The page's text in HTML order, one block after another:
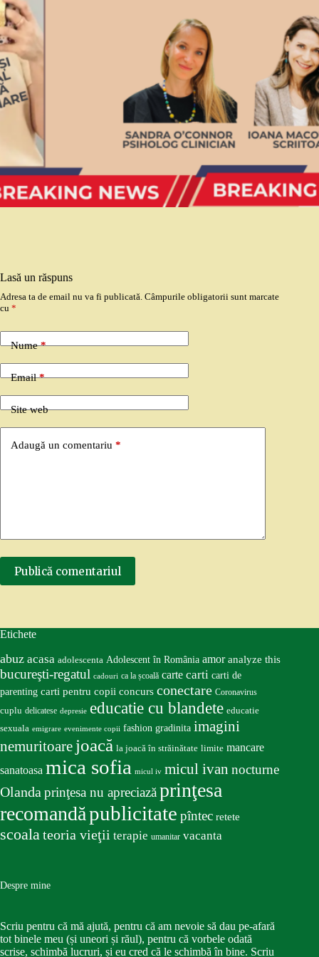
Lasă un răspuns
Adresa ta de email nu va fi publicată. Câmpurile obligatorii sunt marcate
cu *
Nume*
Email*
Site web
Adaugă un comentariu *
Publică comentariul
Etichete
abuz acasa adolescenta Adolescent în România amor analyze this
bucureşti-regatul cadouri ca la școală carte carti carti de
parenting carti pentru copii concurs conectare Coronavirus
cuplu delicatese depresie educatie cu blandete educatie
sexuala emigrare evenimente copii fashion gradinita imagini
nemuritoare joacă la joacă în străinătate limite mancare
sanatoasa mica sofia micul iv micul ivan nocturne
Olandaprinţesa nu apreciazăprinţesa
recomandăpublicitate pîntec retete
scoalateoria vieţii terapie umanitar vacanta
Despre mine
Scriu pentru că mă ajută, pentru că am nevoie să dau pe-afară
tot binele meu (și uneori și răul), pentru că vorbele odată
scrise, schimbă lucruri, și eu cred că le schimbă în bine. Scriu